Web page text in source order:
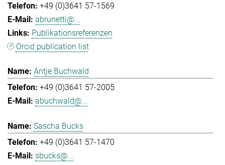
+49 (0)3641 57-1569
abrunetti@...
Publikationsreferenzen
Orcid publication list
Antje Buchwald
+49 (0)3641 57-2005
abuchwald@...
Sascha Bucks
+49 (0)3641 57-1470
sbucks@...